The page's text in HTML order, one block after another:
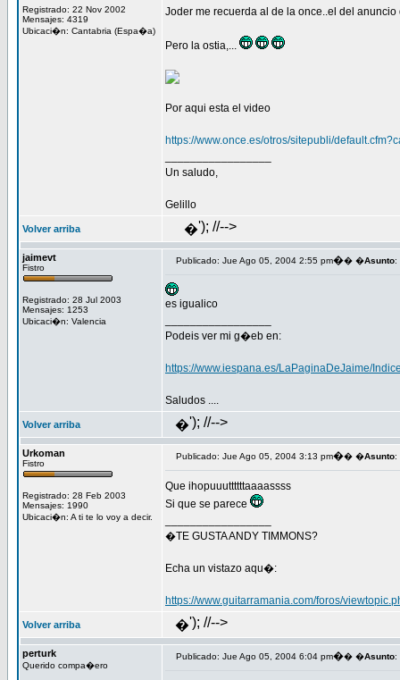
Registrado: 22 Nov 2002
Mensajes: 4319
Ubicaci�n: Cantabria (Espa�a)
Joder me recuerda al de la once..el del
Pero la ostia,...
Por aqui esta el video
https://www.once.es/otros/sitepubli/
Un saludo,
Gelillo
Volver arriba �'); //-->
jaimevt
Fistro
Registrado: 28 Jul 2003
Mensajes: 1253
Ubicaci�n: Valencia
Publicado: Jue Ago 05, 2004 2:55 pm�� �Asunto:
es igualico
Podeis ver mi g�eb en:
https://www.iespana.es/LaPaginaDeJaime/
Saludos ....
Volver arriba �'); //-->
Urkoman
Fistro
Registrado: 28 Feb 2003
Mensajes: 1990
Ubicaci�n: A ti te lo voy a decir.
Publicado: Jue Ago 05, 2004 3:13 pm�� �Asunto:
Que ihopuuuttttttaaaassss
Si que se parece
�TE GUSTA ANDY TIMMONS?
Echa un vistazo aqu�:
https://www.guitarramania.com/foros/
Volver arriba �'); //-->
perturk
Querido compa�ero
Publicado: Jue Ago 05, 2004 6:04 pm�� �Asunto: